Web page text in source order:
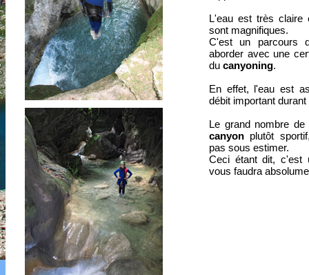
L'eau est très claire
sont magnifiques.
C'est un parcours
aborder avec une
du canyoning.
En effet, l'eau est
débit important durant
Le grand nombre
canyon plutôt
pas sous estimer.
Ceci étant dit, c'est
vous faudra